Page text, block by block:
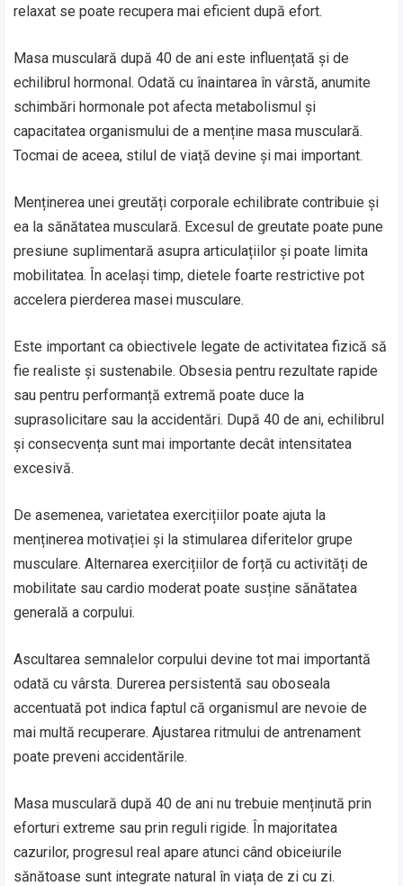
relaxat se poate recupera mai eficient după efort.
Masa musculară după 40 de ani este influențată și de
echilibrul hormonal. Odată cu înaintarea în vârstă, anumite
schimbări hormonale pot afecta metabolismul și
capacitatea organismului de a menține masa musculară.
Tocmai de aceea, stilul de viață devine și mai important.
Menținerea unei greutăți corporale echilibrate contribuie și
ea la sănătatea musculară. Excesul de greutate poate pune
presiune suplimentară asupra articulațiilor și poate limita
mobilitatea. În același timp, dietele foarte restrictive pot
accelera pierderea masei musculare.
Este important ca obiectivele legate de activitatea fizică să
fie realiste și sustenabile. Obsesia pentru rezultate rapide
sau pentru performanță extremă poate duce la
suprasolicitare sau la accidentări. După 40 de ani, echilibrul
și consecvența sunt mai importante decât intensitatea
excesivă.
De asemenea, varietatea exercițiilor poate ajuta la
menținerea motivației și la stimularea diferitelor grupe
musculare. Alternarea exercițiilor de forță cu activități de
mobilitate sau cardio moderat poate susține sănătatea
generală a corpului.
Ascultarea semnalelor corpului devine tot mai importantă
odată cu vârsta. Durerea persistentă sau oboseala
accentuată pot indica faptul că organismul are nevoie de
mai multă recuperare. Ajustarea ritmului de antrenament
poate preveni accidentările.
Masa musculară după 40 de ani nu trebuie menținută prin
eforturi extreme sau prin reguli rigide. În majoritatea
cazurilor, progresul real apare atunci când obiceiurile
sănătoase sunt integrate natural în viața de zi cu zi.